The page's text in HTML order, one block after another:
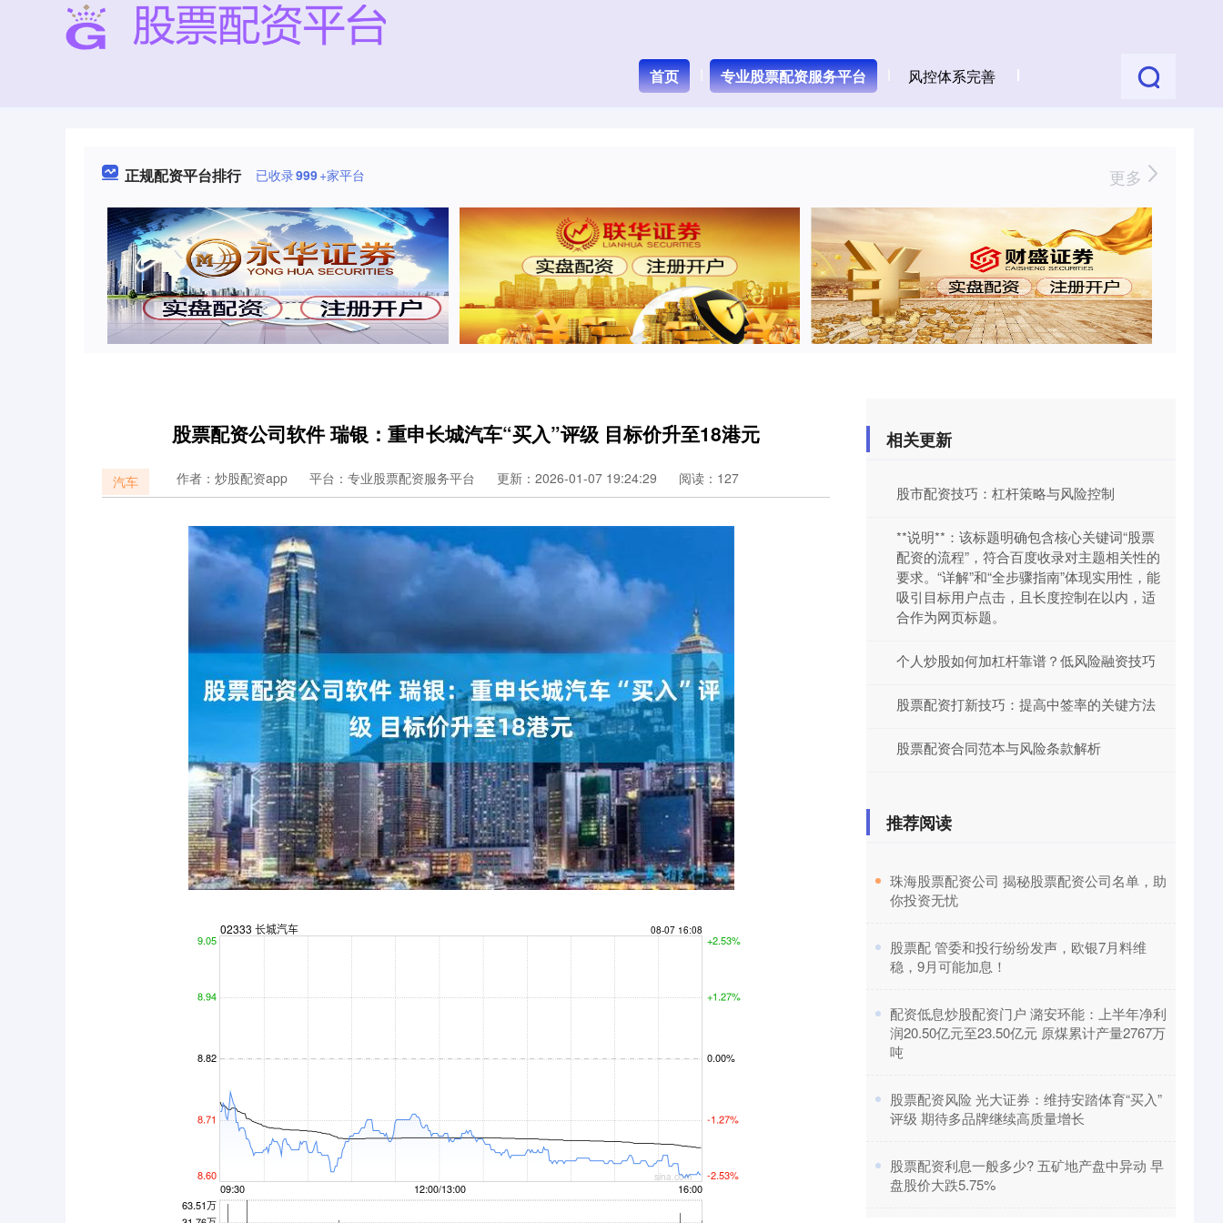
首页 专业股票配资服务平台 风控体系完善
正规配资平台排行 已收录999+家平台 更多
股票配资公司软件 瑞银：重申长城汽车“买入”评级 目标价升至18港元
汽车 作者：炒股配资app 平台：专业股票配资服务平台 更新：2026-01-07 19:24:29 阅读：127
相关更新
股市配资技巧：杠杆策略与风险控制
**说明**：该标题明确包含核心关键词“股票
配资的流程”，符合百度收录对主题相关性的
要求。“详解”和“全步骤指南”体现实用性，能
吸引目标用户点击，且长度控制在以内，适
合作为网页标题。
个人炒股如何加杠杆靠谱？低风险融资技巧
股票配资打新技巧：提高中签率的关键方法
股票配资合同范本与风险条款解析
推荐阅读
​珠海股票配资公司 揭秘股票配资公司名单，助
你投资无忧
​股票配 管委和投行纷纷发声，欧银7月料维
稳，9月可能加息！
​配资低息炒股配资门户 潞安环能：上半年净利
润20.50亿元至23.50亿元 原煤累计产量2767万
吨
​股票配资风险 光大证券：维持安踏体育“买入”
评级 期待多品牌继续高质量增长
​股票配资利息一般多少? 五矿地产盘中异动 早
盘股价大跌5.75%